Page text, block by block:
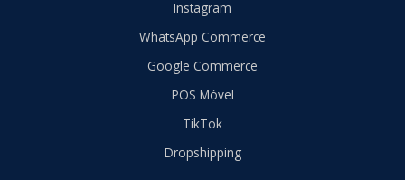
Instagram
WhatsApp Commerce
Google Commerce
POS Móvel
TikTok
Dropshipping